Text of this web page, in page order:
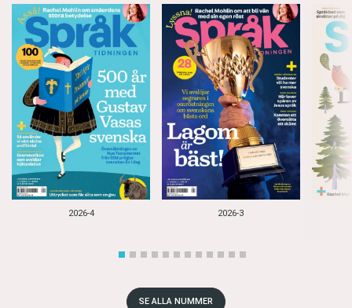
2026-4 2026-3
SE ALLA NUMMER